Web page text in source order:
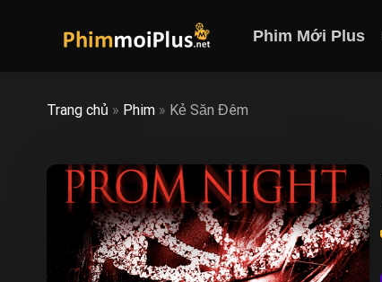
Phim Mới Plus
Trang chủ » Phim » Kẻ Săn Đêm